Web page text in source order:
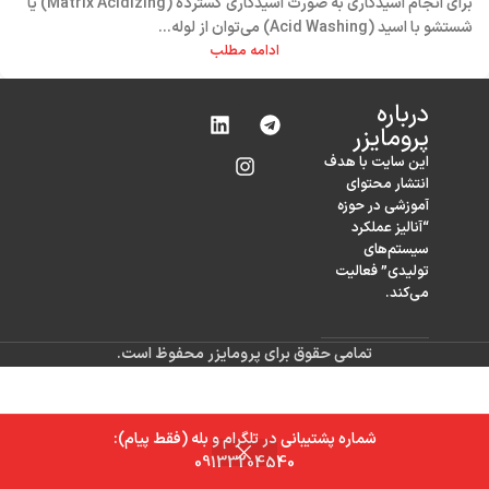
شماره پشتیبانی در تلگرام و بله (فقط پیام):
09133204540
شستشو با اسید (Acid Washing) می‌توان از لوله...
ادامه مطلب
درباره‌
پرومایزر
این سایت با هدف
انتشار محتوای
آموزشی در حوزه
“آنالیز عملکرد
سیستم‌های
تولیدی” فعالیت
می‌کند.
تمامی حقوق برای پرومایزر محفوظ است.